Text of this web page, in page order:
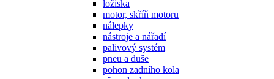
ložiska
motor, skříň motoru
nálepky
nástroje a nářadí
palivový systém
pneu a duše
pohon zadního kola